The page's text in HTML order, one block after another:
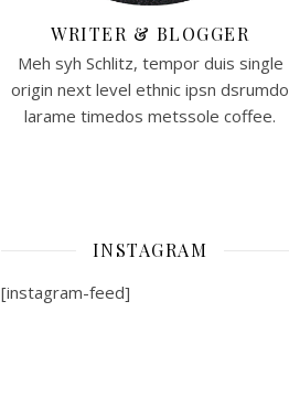
WRITER & BLOGGER
Meh syh Schlitz, tempor duis single
origin next level ethnic ipsn dsrumdo
larame timedos metssole coffee.
INSTAGRAM
[instagram-feed]